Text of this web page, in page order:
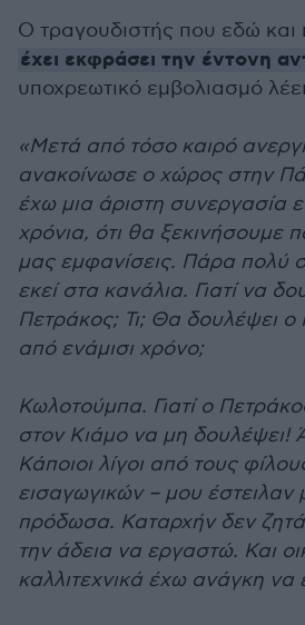
Ο τραγουδιστής που εδώ και
έχει εκφράσει την έντονη
υποχρεωτικό εμβολιασμό
«Μετά από τόσο καιρό
ανακοίνωσε ο χώρος στην
έχω μια άριστη συνεργασία
χρόνια, ότι θα ξεκινήσουμε
μας εμφανίσεις. Πάρα πολύ
εκεί στα κανάλια. Γιατί να
Πετράκος; Τι; Θα δουλέψει ο
από ενάμισι χρόνο;
Κωλοτούμπα. Γιατί ο
στον Κιάμο να μη δουλέψει!
Κάποιοι λίγοι από τους
εισαγωγικών – μου έστειλαν
πρόδωσα. Καταρχήν δεν
την άδεια να εργαστώ. Και
καλλιτεχνικά έχω ανάγκη να